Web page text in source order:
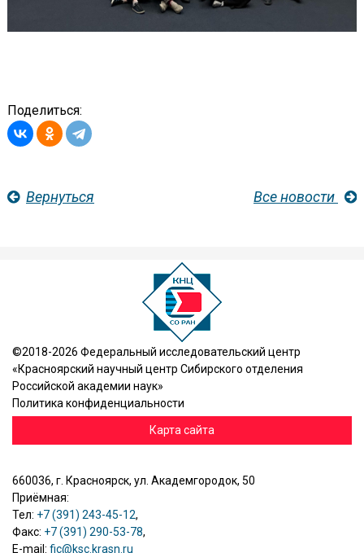
Поделиться:
Вернуться Все новости
©2018-2026 Федеральный исследовательский центр
«Красноярский научный центр Сибирского отделения
Российской академии наук»
Политика конфиденциальности
Карта сайта
660036, г. Красноярск, ул. Академгородок, 50
Приёмная:
Тел: +7 (391) 243-45-12,
Факс: +7 (391) 290-53-78,
E-mail: fic@ksc.krasn.ru